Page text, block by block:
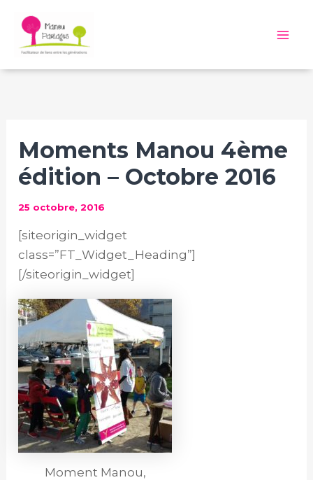
contenu
Moments Manou 4ème
édition – Octobre 2016
25 octobre, 2016
[siteorigin_widget
class=”FT_Widget_Heading”]
[/siteorigin_widget]
Moment Manou,